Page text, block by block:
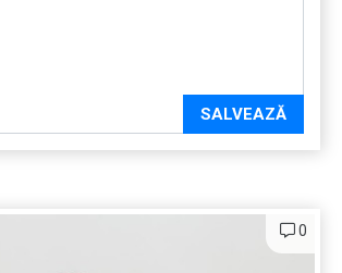
SALVEAZĂ
0